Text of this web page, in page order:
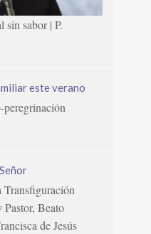
sabor | P.
peregrinación
Transfiguración
Pastor, Beato
de Jesús